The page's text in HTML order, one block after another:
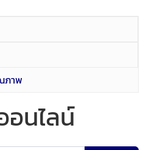
ภาพ
นไลน์